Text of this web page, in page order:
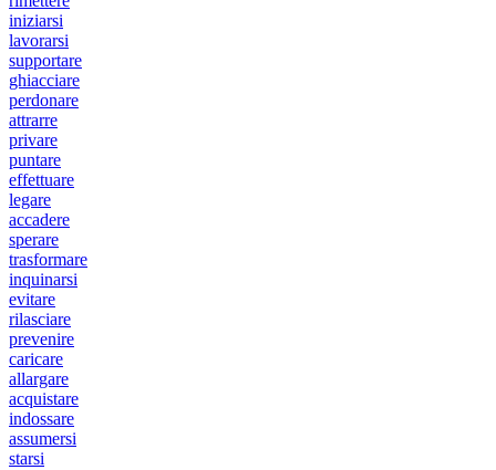
iniziarsi
lavorarsi
supportare
ghiacciare
perdonare
attrarre
privare
puntare
effettuare
legare
accadere
sperare
trasformare
inquinarsi
evitare
rilasciare
prevenire
caricare
allargare
acquistare
indossare
assumersi
starsi